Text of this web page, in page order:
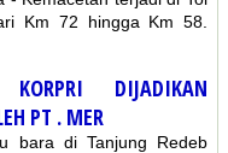
Km 72 hingga Km 58.
DIJADIKAN
PT . MER
bara di Tanjung Redeb